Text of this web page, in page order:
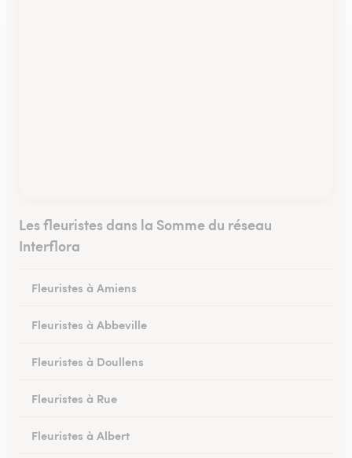
Les fleuristes dans la Somme du réseau
Interflora
Fleuristes à Amiens
Fleuristes à Abbeville
Fleuristes à Doullens
Fleuristes à Rue
Fleuristes à Albert